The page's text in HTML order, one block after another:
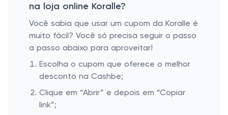
na loja online Koralle?
Você sabia que usar um cupom da Koralle é
muito fácil? Você só precisa seguir o passo
a passo abaixo para aproveitar!
Escolha o cupom que oferece o melhor
desconto na Cashbe;
Clique em “Abrir” e depois em “Copiar
link”;